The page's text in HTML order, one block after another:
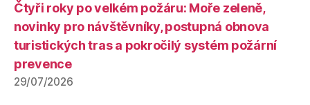
Čtyři roky po velkém požáru: Moře zeleně,
novinky pro návštěvníky, postupná obnova
turistických tras a pokročilý systém požární
prevence
29/07/2026